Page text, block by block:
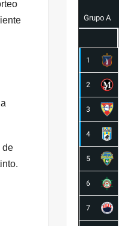
de
Grupo A
1
2
3
4
5
6
7